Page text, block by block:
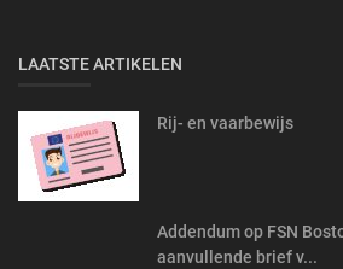
LAATSTE ARTIKELEN
Rij- en vaarbewijs
Addendum op FSN
aanvullende brief v...